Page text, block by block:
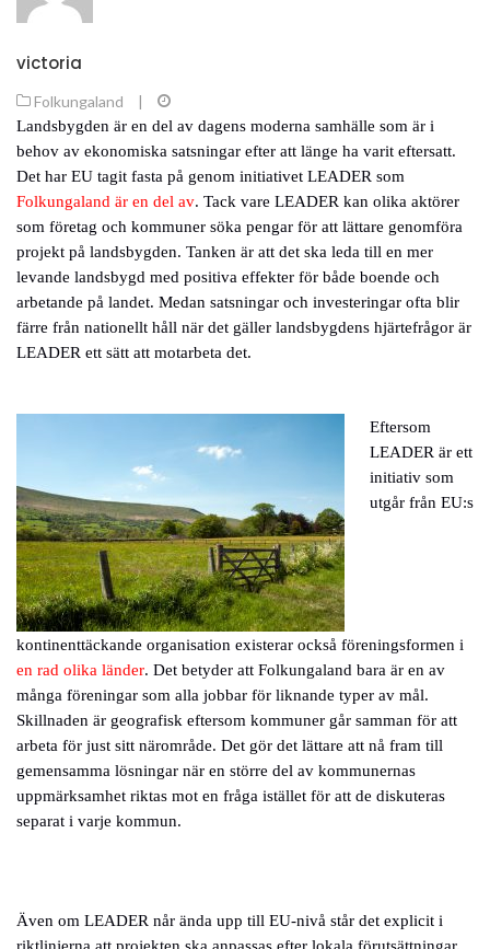
victoria
Folkungaland |
Landsbygden är en del av dagens moderna samhälle som är i
behov av ekonomiska satsningar efter att länge ha varit eftersatt.
Det har EU tagit fasta på genom initiativet LEADER som
Folkungaland är en del av. Tack vare LEADER kan olika aktörer
som företag och kommuner söka pengar för att lättare genomföra
projekt på landsbygden. Tanken är att det ska leda till en mer
levande landsbygd med positiva effekter för både boende och
arbetande på landet. Medan satsningar och investeringar ofta blir
färre från nationellt håll när det gäller landsbygdens hjärtefrågor är
LEADER ett sätt att motarbeta det.
Eftersom
LEADER är ett
initiativ som
utgår från EU:s
kontinenttäckande organisation existerar också föreningsformen i
en rad olika länder. Det betyder att Folkungaland bara är en av
många föreningar som alla jobbar för liknande typer av mål.
Skillnaden är geografisk eftersom kommuner går samman för att
arbeta för just sitt närområde. Det gör det lättare att nå fram till
gemensamma lösningar när en större del av kommunernas
uppmärksamhet riktas mot en fråga istället för att de diskuteras
separat i varje kommun.
Även om LEADER når ända upp till EU-nivå står det explicit i